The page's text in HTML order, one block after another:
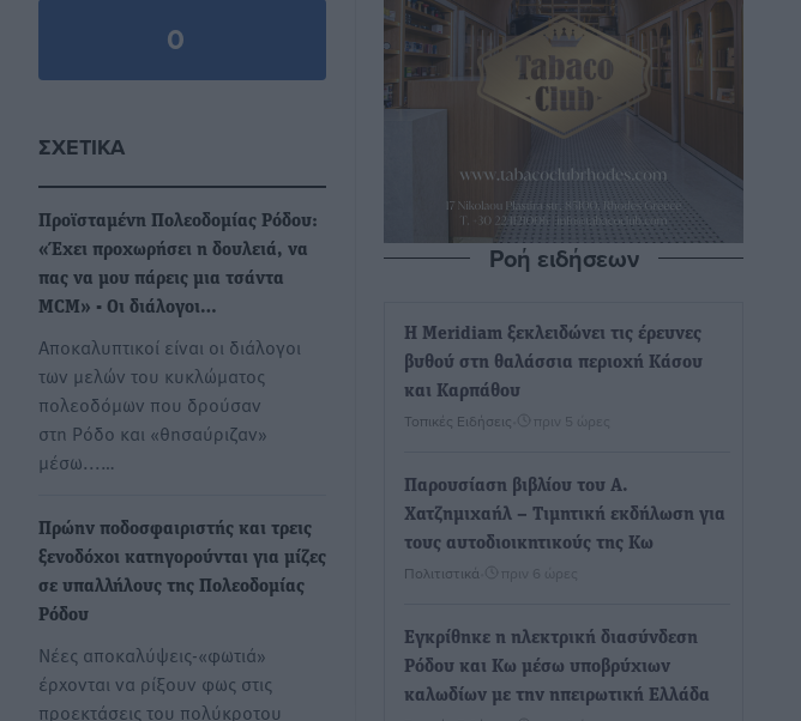
0
ΣΧΕΤΙΚΆ
Προϊσταμένη Πολεοδομίας Ρόδου:
«Έχει προχωρήσει η δουλειά, να
πας να μου πάρεις μια τσάντα
MCM» - Οι διάλογοι…
Αποκαλυπτικοί είναι οι διάλογοι
των μελών του κυκλώματος
πολεοδόμων που δρούσαν
στη Ρόδο και «θησαύριζαν»
μέσω...…
Πρώην ποδοσφαιριστής και τρεις
ξενοδόχοι κατηγορούνται για μίζες
σε υπαλλήλους της Πολεοδομίας
Ρόδου
Νέες αποκαλύψεις-«φωτιά»
έρχονται να ρίξουν φως στις
προεκτάσεις του πολύκροτου
Ροή ειδήσεων
Η Meridiam ξεκλειδώνει τις έρευνες
βυθού στη θαλάσσια περιοχή Κάσου
και Καρπάθου
Τοπικές Ειδήσεις πριν 5 ώρες
Παρουσίαση βιβλίου του Α.
Χατζημιχαήλ – Τιμητική εκδήλωση για
τους αυτοδιοικητικούς της Κω
Πολιτιστικά πριν 6 ώρες
Εγκρίθηκε η ηλεκτρική διασύνδεση
Ρόδου και Κω μέσω υποβρύχιων
καλωδίων με την ηπειρωτική Ελλάδα